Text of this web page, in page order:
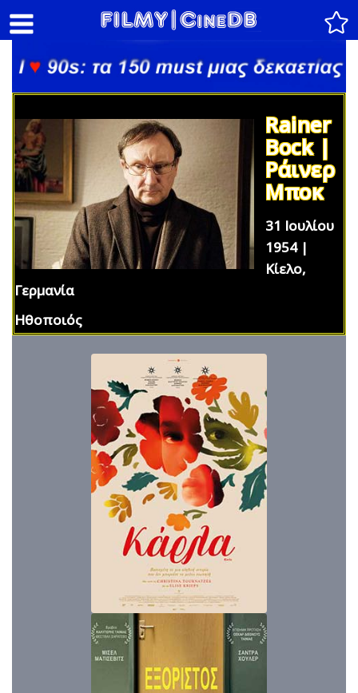
Rainer
Bock |
Ράινερ
Μποκ
31 Ιουλίου
1954 |
Κίελο,
Γερμανία
Ηθοποιός